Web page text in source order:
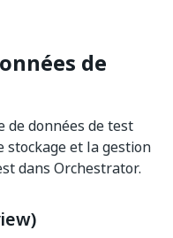
de
de données de test
et la gestion
dans Orchestrator.